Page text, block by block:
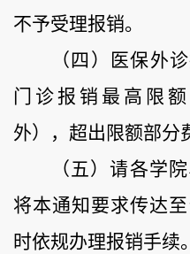
不予受理报销。
（ 四 ） 医保外
门诊报销最高限
外），超出限额部分
（ 五 ）请各学
将本通知要求传达
时依规办理报销手续。